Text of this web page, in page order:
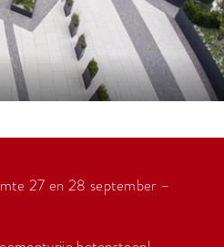
27 en 28 september –